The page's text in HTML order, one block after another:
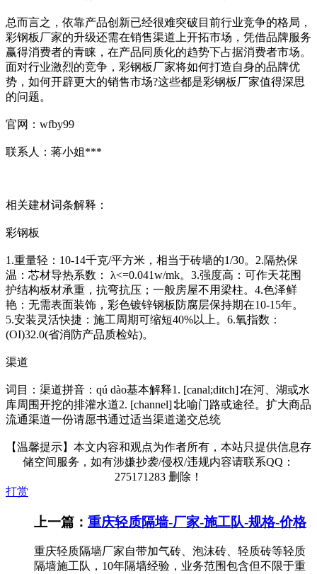
总而言之，依靠产品创新已经很难突破目前行业竞争的格局，
彩钢板厂家的升级还需在销售渠道上开拓市场，凭借品牌服务
赢得消费者的青睐，在产品同质化的趋势下占据消费者市场。
面对行业激烈的竞争，彩钢板厂家将如何打造自身的品牌优
势，如何开辟更大的销售市场?这些都是彩钢板厂家值得深思
的问题。
官网：wfby99
联系人：蒋小姐***
相关建材词条解释：
彩钢板
1.重量轻：10-14千克/平方米，相当于砖墙的1/30。2.隔热保
温：芯材导热系数： λ<=0.041w/mk。3.强度高：可作天花围
护结构板材承重，抗弯抗压；一般房屋不用梁柱。4.色泽鲜
艳：无需表面装饰，彩色镀锌钢板防腐层保持期在10-15年。
5.安装灵活快捷：施工周期可缩短40%以上。6.氧指数：
(OI)32.0(省消防产品质检站)。
渠道
词目：渠道拼音：qú dào基本解释1. [canal;ditch]∶在河、湖或水
库周围开挖的排灌水道2. [channel]∶比喻门路或途径。扩大商品
流通渠道一份请愿书通过适当渠道递交总统
【温馨提示】本文内容和观点为作者所有，本站只提供信息存
储空间服务，如有涉嫌抄袭/侵权/违规内容请联系QQ：
275171283 删除！
打赏
上一篇： 重庆轻质隔墙-厂家-施工队-规格-价格
重庆轻质隔墙厂家自带加气砖、泡沫砖、轻质砖等轻质
隔墙施工队，10年隔墙经验，业务范围包含但不限于重